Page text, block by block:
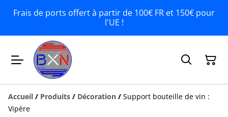
Frais de ports offert à partir de 100€ FR et 150€ pour
l'UE !
Accueil / Produits / Décoration / Support bouteille de vin :
Vipère